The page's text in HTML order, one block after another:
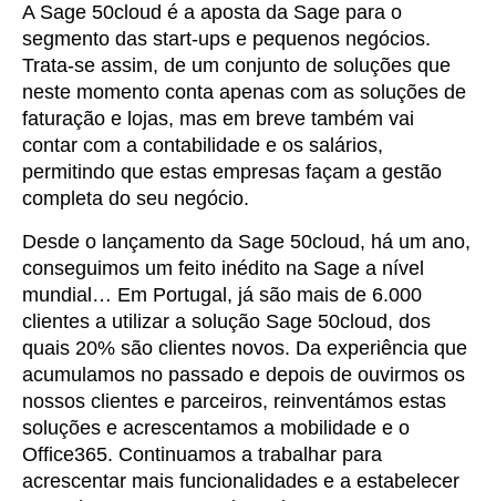
A Sage 50cloud é a aposta da Sage para o
segmento das start-ups e pequenos negócios.
Trata-se assim, de um conjunto de soluções que
neste momento conta apenas com as soluções de
faturação e lojas, mas em breve também vai
contar com a contabilidade e os salários,
permitindo que estas empresas façam a gestão
completa do seu negócio.
Desde o lançamento da Sage 50cloud, há um ano,
conseguimos um feito inédito na Sage a nível
mundial… Em Portugal, já são mais de 6.000
clientes a utilizar a solução Sage 50cloud, dos
quais 20% são clientes novos. Da experiência que
acumulamos no passado e depois de ouvirmos os
nossos clientes e parceiros, reinventámos estas
soluções e acrescentamos a mobilidade e o
Office365. Continuamos a trabalhar para
acrescentar mais funcionalidades e a estabelecer